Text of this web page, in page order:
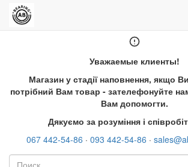
Уважаемые клиенты!
Магазин у стадії наповнення, якщо
потрібний Вам товар - зателефонуйте
Вам допомогти.
Дякуємо за розуміння і
067 442-54-86 · 093 442-54-86 ·